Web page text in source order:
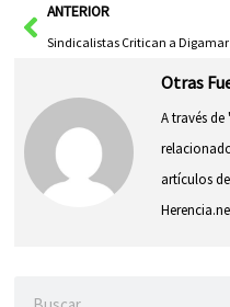
AntANTERIOR
Otras
A través
artículos